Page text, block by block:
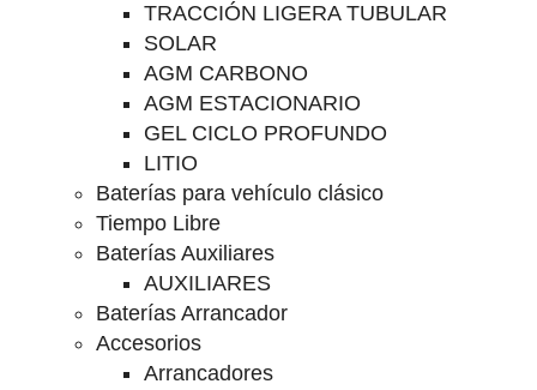
TRACCIÓN LIGERA TUBULAR
SOLAR
AGM CARBONO
AGM ESTACIONARIO
GEL CICLO PROFUNDO
LITIO
Baterías para vehículo clásico
Tiempo Libre
Baterías Auxiliares
AUXILIARES
Baterías Arrancador
Accesorios
Arrancadores